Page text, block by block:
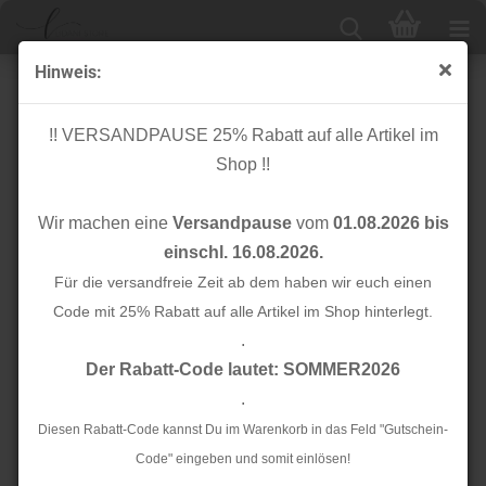
Hinweis:
!! VERSANDPAUSE 25% Rabatt auf alle Artikel im
Shop !!
Wir machen eine Versandpausevom 01.08.2026 bis
einschl. 16.08.2026.
Für die versandfreie Zeit ab dem haben wir euch einen
Code mit 25% Rabatt auf alle Artikel im Shop hinterlegt.
.
Der Rabatt-Code lautet: SOMMER2026
.
Diesen Rabatt-Code kannst Du im Warenkorb in das Feld "Gutschein-
Code" eingeben und somit einlösen!
Frottee Fleece - uni - emerald